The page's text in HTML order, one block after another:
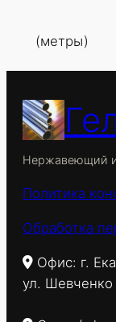
(метры)
Нержавеющий и
Политика
Обработка
Офис: г.
ул.